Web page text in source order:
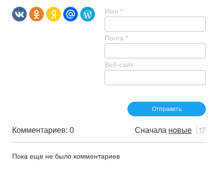
Имя *
Почта *
Веб-сайт
Комментариев: 0 Сначала новые
Пока еще не было комментариев